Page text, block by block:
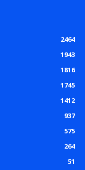
2464
1943
1816
1745
1412
937
575
264
51